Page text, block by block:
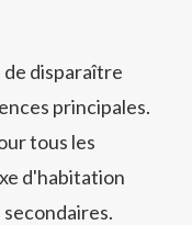
disparaître
principales.
tous les
d'habitation